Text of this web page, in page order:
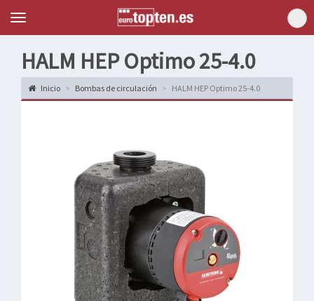
Topten
Menu
HALM HEP Optimo 25-4.0
Inicio Bombas de circulación HALM HEP Optimo 25-4.0